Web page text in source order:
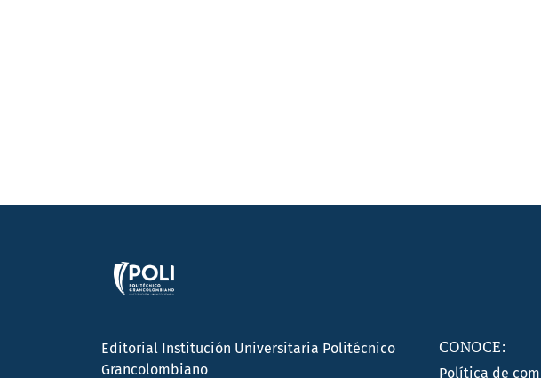
Editorial Institución Universitaria Politécnico
Grancolombiano
CONOCE:
Política de